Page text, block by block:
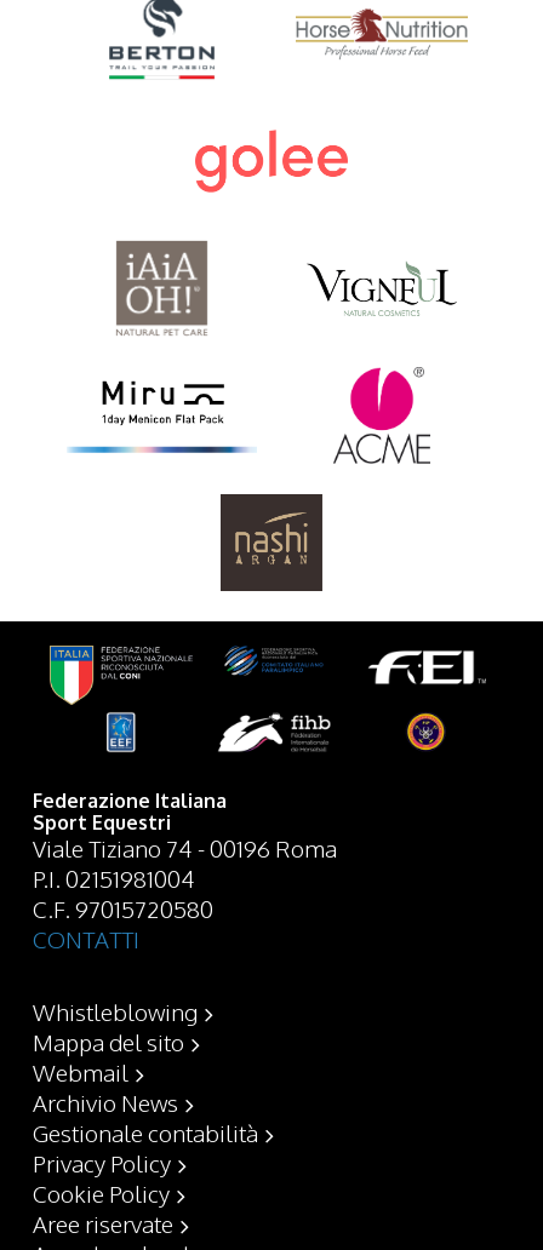
Federazione Italiana
Sport Equestri
Viale Tiziano 74 - 00196 Roma
P.I. 02151981004
C.F. 97015720580
CONTATTI
Whistleblowing
Mappa del sito
Webmail
Archivio News
Gestionale contabilità
Privacy Policy
Cookie Policy
Aree riservate